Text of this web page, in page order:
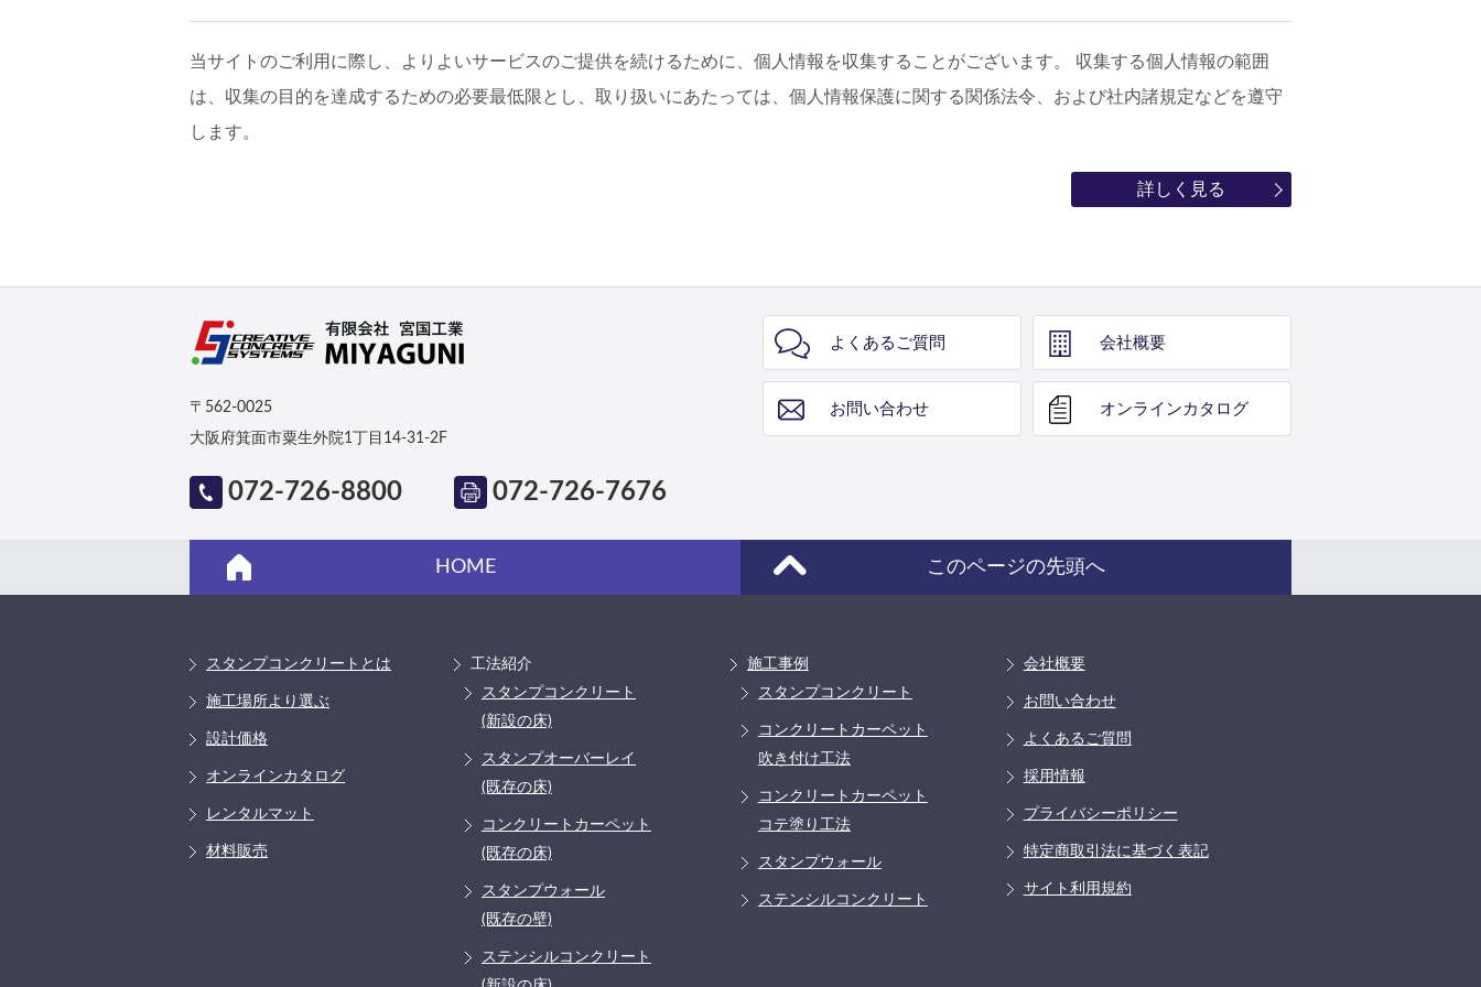
当サイトのご利用に際し、よりよいサービスのご提供を続けるために、個人情報を収集することがございます。 収集する個人情報の範囲
は、収集の目的を達成するための必要最低限とし、取り扱いにあたっては、個人情報保護に関する関係法令、および社内諸規定などを遵守
します。
詳しく見る
〒562-0025
大阪府箕面市粟生外院1丁目14-31-2F
072-726-8800 072-726-7676
よくあるご質問 会社概要
お問い合わせ オンライン カタログ
HOME このページの先頭へ
スタンプコンクリートとは
施工場所より選ぶ
設計価格
オンラインカタログ
レンタルマット
材料販売
工法紹介
スタンプコンクリート
(新設の床)
スタンプオーバーレイ
(既存の床)
コンクリートカーペット
(既存の床)
スタンプウォール
(既存の壁)
ステンシルコンクリート
施工事例
スタンプコンクリート
コンクリートカーペット
吹き付け工法
コンクリートカーペット
コテ塗り工法
スタンプウォール
ステンシルコンクリート
会社概要
お問い合わせ
よくあるご質問
採用情報
プライバシーポリシー
特定商取引法に基づく表記
サイト利用規約